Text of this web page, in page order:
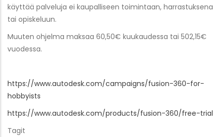
käyttää palveluja ei kaupalliseen toimintaan, harrastuksena
tai opiskeluun.
Muuten ohjelma maksaa 60,50€ kuukaudessa tai 502,15€
vuodessa.
https://www.autodesk.com/campaigns/fusion-360-for-
hobbyists
https://www.autodesk.com/products/fusion-360/free-trial
Tagit